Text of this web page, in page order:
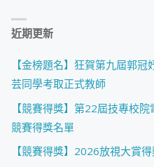
近期更新
【金榜題名】狂賀第九屆郭冠
芸同學考取正式教師
【競賽得獎】第22屆技專校
競賽得獎名單
【競賽得獎】2026放視大賞